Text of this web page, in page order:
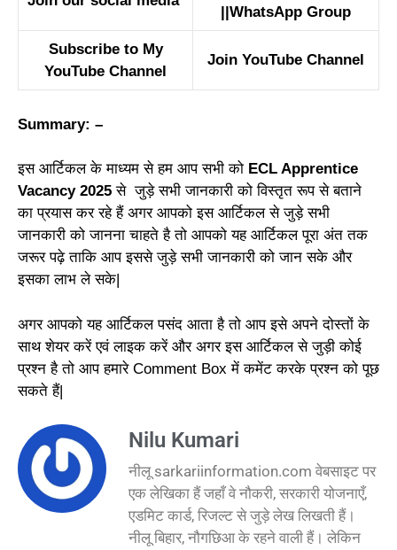
WhatsApp Group
Subscribe to My
YouTube Channel
Join YouTube Channel
Summary: –
इस आर्टिकल के माध्यम से हम आप सभी को ECL Apprentice
Vacancy 2025 से जुड़े सभी जानकारी को विस्तृत रूप से बताने
का प्रयास कर रहे हैं अगर आपको इस आर्टिकल से जुड़े सभी
जानकारी को जानना चाहते है तो आपको यह आर्टिकल पूरा अंत तक
जरूर पढ़े ताकि आप इससे जुड़े सभी जानकारी को जान सके और
इसका लाभ ले सके|
अगर आपको यह आर्टिकल पसंद आता है तो आप इसे अपने दोस्तों के
साथ शेयर करें एवं लाइक करें और अगर इस आर्टिकल से जुड़ी कोई
प्रश्न है तो आप हमारे Comment Box में कमेंट करके प्रश्न को पूछ
सकते हैं|
Nilu Kumari
नीलू sarkariinformation.com वेबसाइट पर
एक लेखिका हैं जहाँ वे नौकरी, सरकारी योजनाएँ,
एडमिट कार्ड, रिजल्ट से जुड़े लेख लिखती हैं।
नीलू बिहार, नौगछिआ के रहने वाली हैं। लेकिन